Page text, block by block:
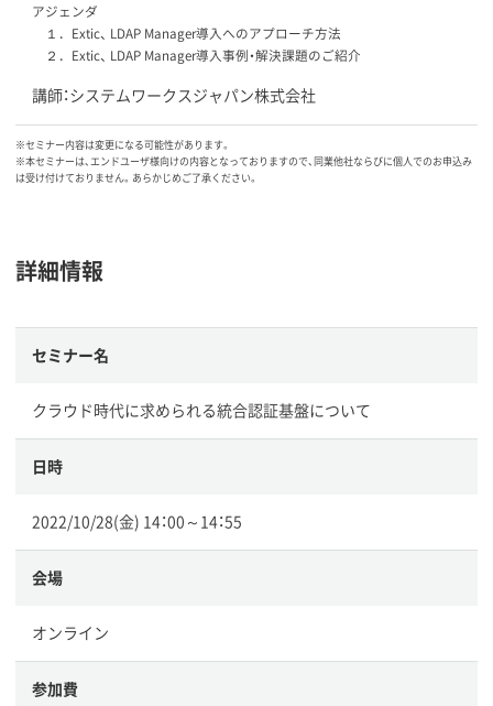
アジェンダ
１．Extic、 LDAP Manager導入へのアプローチ方法
２．Extic、 LDAP Manager導入事例・解決課題のご紹介
講師：システムワークスジャパン株式会社
※セミナー内容は変更になる可能性があります。
※本セミナーは、エンドユーザ様向けの内容となっておりますので、同業他社ならびに個人でのお申込み
は受け付けておりません。あらかじめご了承ください。
詳細情報
セミナー名
クラウド時代に求められる統合認証基盤について
日時
2022/10/28(金) 14：00～14：55
会場
オンライン
参加費